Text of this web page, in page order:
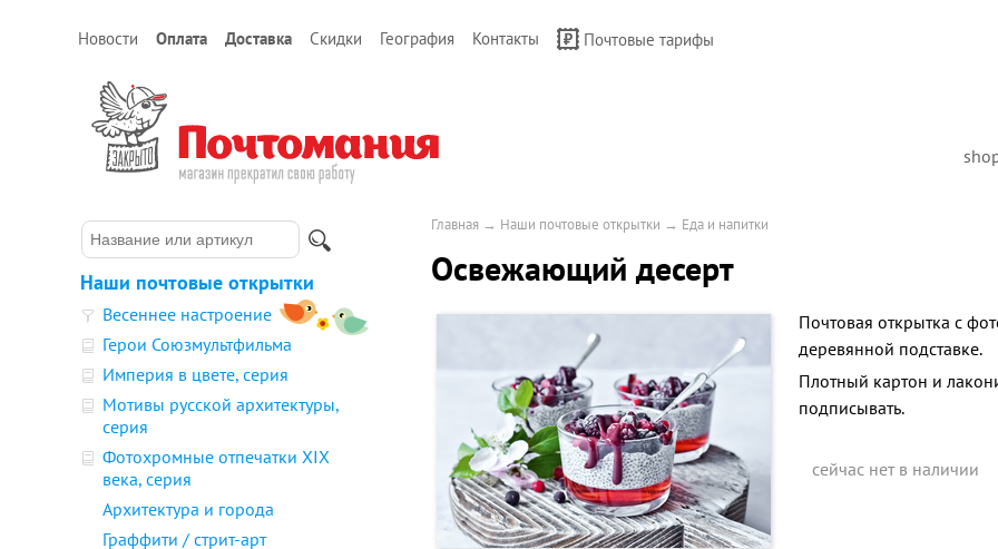
Новости Оплата Доставка Скидки География Контакты Почтовые тарифы
Наши почтовые открытки
Весеннее настроение
Герои Союзмультфильма
Империя в цвете, серия
Мотивы русской архитектуры,
серия
Фотохромные отпечатки XIX
века, серия
Архитектура и города
Граффити / стрит-арт
Главная → Наши почтовые открытки → Еда и напитки
Освежающий десерт
Почтовая открытка с
деревянной подставке.
Плотный картон и
подписывать.
сейчас нет в наличии